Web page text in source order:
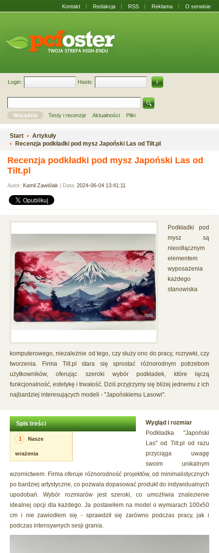
Kontakt Redakcja RSS Reklama O serwisie
Login: Hasło:
Wszędzie Testy i recenzje Aktualności Pliki
Start
Artykuły
Recenzja podkładki pod mysz Japoński Las od Tilt.pl
Recenzja podkładki pod mysz Japoński Las od
Tilt.pl
Autor: Kamil Zawiślak | Data: 2024-06-04 13:41:11
Podkładki pod
mysz są
nieodłącznym
elementem
wyposażenia
każdego
stanowiska
komputerowego, niezależnie od tego, czy służy ono do pracy, rozrywki, czy
tworzenia. Firma Tilt.pl stara się sprostać różnorodnym potrzebom
użytkowników, oferując szeroki wybór podkładek, które łączą
funkcjonalność, estetykę i trwałość. Dziś przyjrzymy się bliżej jednemu z ich
najbardziej interesujących modeli - "Japońskiemu Lasowi".
Spis treści
1 Nasze
wrażenia
Wygląd i rozmiar
Podkładka "Japoński
Las" od Tilt.pl od razu
przyciąga uwagę
swoim unikalnym
wzornictwem. Firma oferuje różnorodność projektów, od minimalistycznych
po bardziej artystyczne, co pozwala dopasować produkt do indywidualnych
upodobań. Wybór rozmiarów jest szeroki, co umożliwia znalezienie
idealnej opcji dla każdego. Ja postawiłem na model o wymiarach 100x50
cm i nie zawiodłem się - sprawdził się zarówno podczas pracy, jak i
podczas intensywnych sesji grania.